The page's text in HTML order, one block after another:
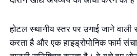
होटल स्थानीय स्तर पर उगाई जाने वाली
करता है और एक हाइड्रोपोनिक फार्म